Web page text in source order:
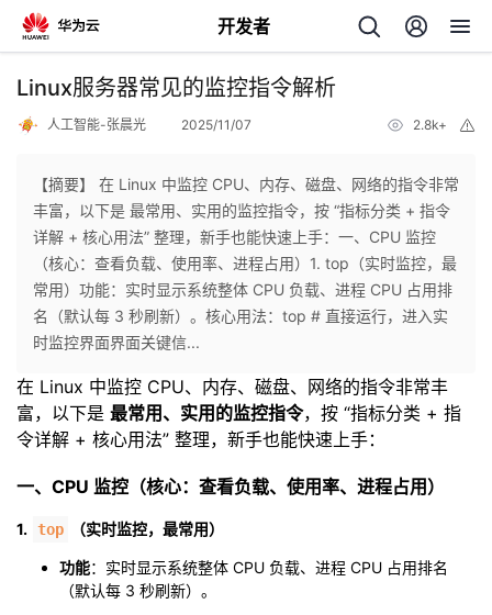
开发者
返
个
人
页
我
开
者
Linux服务器常见的监控指令解析
人工智能-张晨光 2025/11/07 2.8k+
【摘要】 在 Linux 中监控 CPU、内存、磁盘、网络的指令非常
丰富，以下是 最常用、实用的监控指令，按 “指标分类 + 指令
详解 + 核心用法” 整理，新手也能快速上手：一、CPU 监控
（核心：查看负载、使用率、进程占用）1. top（实时监控，最
常用）功能：实时显示系统整体 CPU 负载、进程 CPU 占用排
名（默认每 3 秒刷新）。核心用法：top # 直接运行，进入实
时监控界面界面关键信...
在 Linux 中监控 CPU、内存、磁盘、网络的指令非常丰
富，以下是 最常用、实用的监控指令，按 “指标分类 + 指
令详解 + 核心用法” 整理，新手也能快速上手：
一、CPU 监控（核心：查看负载、使用率、进程占用）
1. top （实时监控，最常用）
功能：实时显示系统整体 CPU 负载、进程 CPU 占用排名
（默认每 3 秒刷新）。